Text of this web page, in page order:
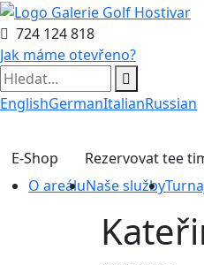
724 124 818
Jak máme otevřeno?
EnglishGermanItalianRussian
E-Shop
Rezervovat tee
O areáluNaše služby